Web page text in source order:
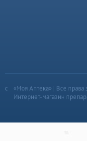
«Моя Аптека» | Все
Интернет-магазин